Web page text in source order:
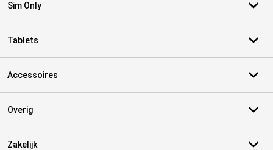
Sim Only
Tablets
Accessoires
Overig
Zakelijk